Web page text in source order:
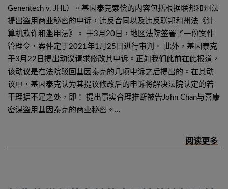
Genentech v. JHL）。基因泰克索偿的内容包括根据联邦和州法
提出盗用商业秘密的申诉，违反合同以及违反联邦和州法《计
算机欺诈和滥用法》。 于3月20日，地区法院签署了一份案件
管理令，案件定于2021年1月25日进行审判。 此外，基因泰克
于3月22日提出动议请求修改其申诉。正如我们此前在此报道，
该动议是在法院驳回基因泰克的几项申诉之后提出的。在其动
议中，基因泰克认为其提议修改后的申诉将解决法院认定的若
干理据不足之处，即： 提出事实合理推断被告John Chan与喜康
密谋盗用基因泰克的商业秘密。…